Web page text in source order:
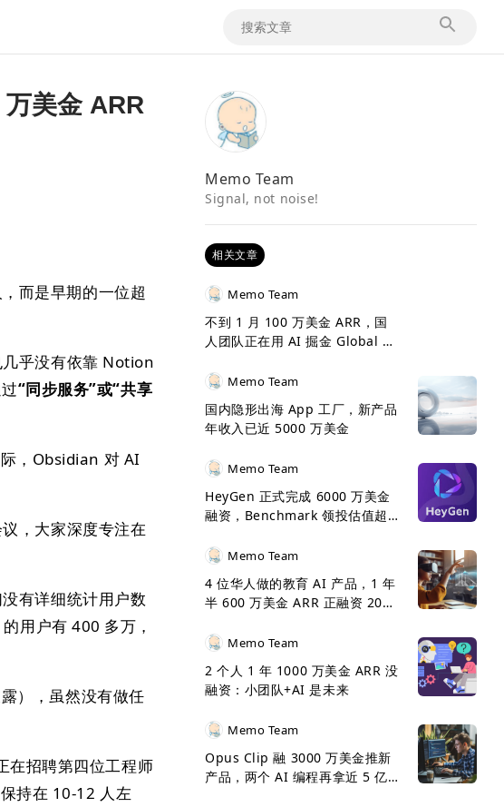
美金 ARR
而是早期的一位超
乎没有依靠 Notion
“同步服务”或“共享
，Obsidian 对 AI
，大家深度专注在
有详细统计用户数
用户有 400 多万，
），虽然没有做任
在招聘第四位工程师
持在 10-12 人左
Memo Team
Signal, not noise!
相关文章
Memo Team
不到 1 月 100 万美金 ARR，国
人团队正在用 AI 掘金 Global 市
Memo Team
国内隐形出海 App 工厂，新产品
年收入已近 5000 万美金
Memo Team
HeyGen 正式完成 6000 万美金
融资，Benchmark 领投估值超 5
Memo Team
4 位华人做的教育 AI 产品，1 年
半 600 万美金 ARR 正融资 2000
Memo Team
2 个人 1 年 1000 万美金 ARR 没
融资：小团队+AI 是未来
Memo Team
Opus Clip 融 3000 万美金推新
产品，两个 AI 编程再拿近 5 亿